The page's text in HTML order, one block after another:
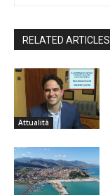
RELATED ARTICLES
Attualità